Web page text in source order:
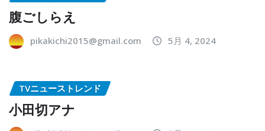
腹ごしらえ
pikakichi2015@gmail.com 5月 4, 2024
TVニューストレンド
小田切アナ